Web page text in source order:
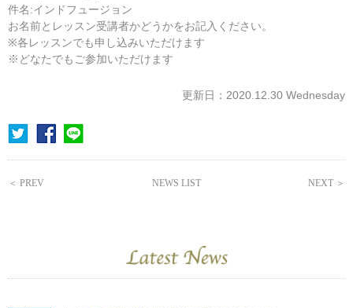
件名:インドフュージョン
お名前とレッスン受講者かどうかをお記入ください。
※各レッスンでも申し込みいただけます
※どなたでもご参加いただけます
更新日：2020.12.30 Wednesday
＜ PREV NEWS LIST NEXT ＞